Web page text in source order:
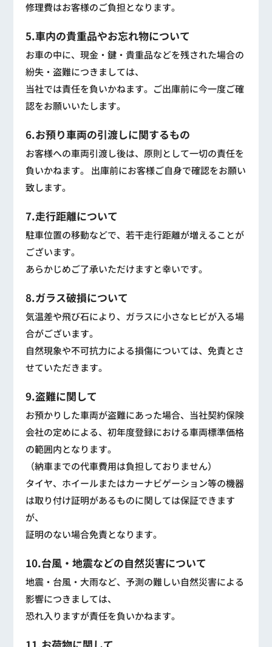
修理費はお客様のご負担となります。
5.車内の貴重品やお忘れ物について
お車の中に、現金・鍵・貴重品などを残された場合の
紛失・盗難につきましては、
当社では責任を負いかねます。ご出庫前に今一度ご確
認をお願いいたします。
6.お預り車両の引渡しに関するもの
お客様への車両引渡し後は、原則として一切の責任を
負いかねます。 出庫前にお客様ご自身で確認をお願い
致します。
7.走行距離について
駐車位置の移動などで、若干走行距離が増えることが
ございます。
あらかじめご了承いただけますと幸いです。
8.ガラス破損について
気温差や飛び石により、ガラスに小さなヒビが入る場
合がございます。
自然現象や不可抗力による損傷については、免責とさ
せていただきます。
9.盗難に関して
お預かりした車両が盗難にあった場合、当社契約保険
会社の定めによる、初年度登録における車両標準価格
の範囲内となります。
（納車までの代車費用は負担しておりません）
タイヤ、ホイールまたはカーナビゲーション等の機器
は取り付け証明があるものに関しては保証できます
が、
証明のない場合免責となります。
10.台風・地震などの自然災害について
地震・台風・大雨など、予測の難しい自然災害による
影響につきましては、
恐れ入りますが責任を負いかねます。